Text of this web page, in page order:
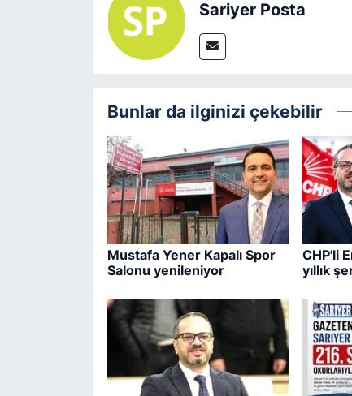
Sariyer Posta
Bunlar da ilginizi çekebilir
Mustafa Yener Kapalı Spor
Salonu yenileniyor
CHP'li
yıllık